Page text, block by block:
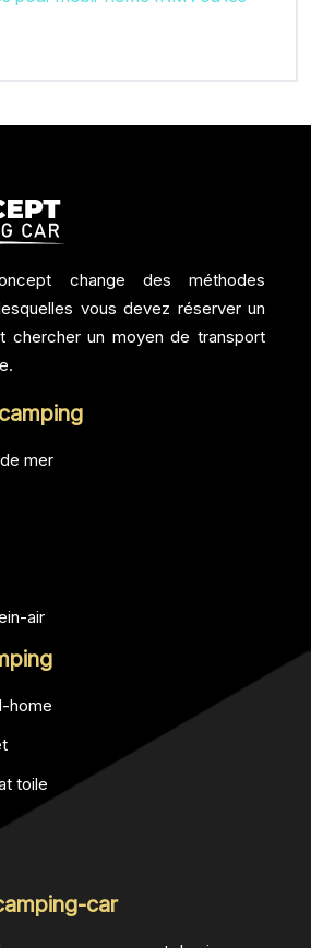
change des méthodes
vous devez réserver un
chercher un moyen de transport
mer
air
home
toile
car